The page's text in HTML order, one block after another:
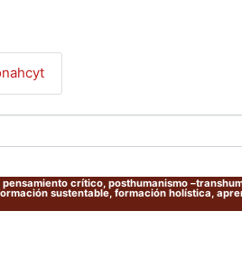
crítico, posthumanismo
sustentable, formación holística,